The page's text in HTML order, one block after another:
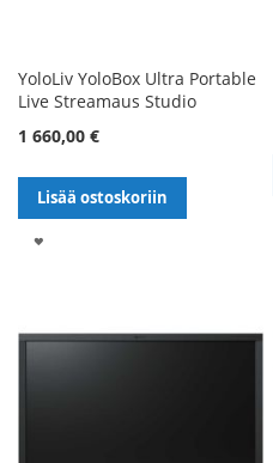
YoloLiv YoloBox Ultra Portable
Live Streamaus Studio
1 660,00 €
Lisää ostoskoriin